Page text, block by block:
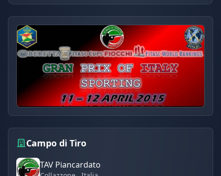
Campo di Tiro
TAV Piancardato